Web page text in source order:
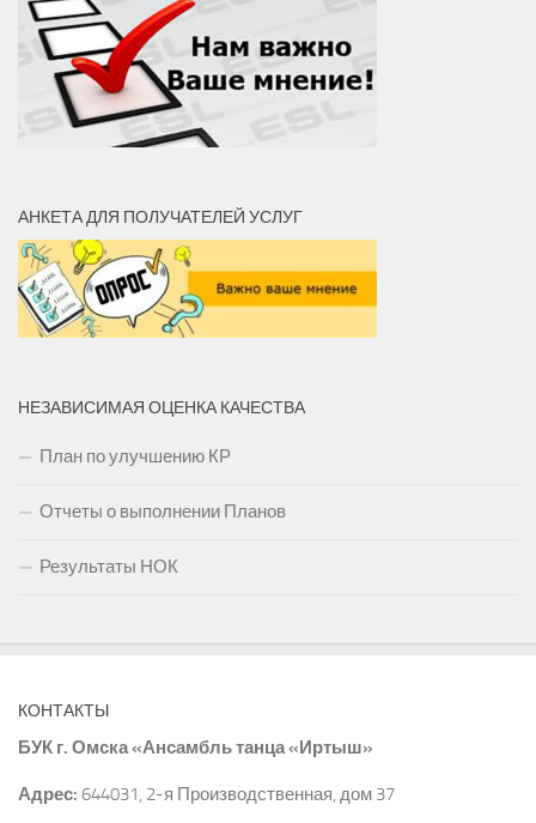
АНКЕТА ДЛЯ ПОЛУЧАТЕЛЕЙ УСЛУГ
НЕЗАВИСИМАЯ ОЦЕНКА КАЧЕСТВА
План по улучшению КР
Отчеты о выполнении Планов
Результаты НОК
КОНТАКТЫ
БУК г. Омска «Ансамбль танца «Иртыш»
Адрес: 644031, 2-я Производственная, дом 37